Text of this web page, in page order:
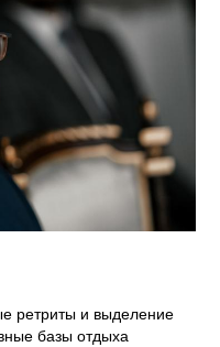
ретриты и выделение
базы отдыха